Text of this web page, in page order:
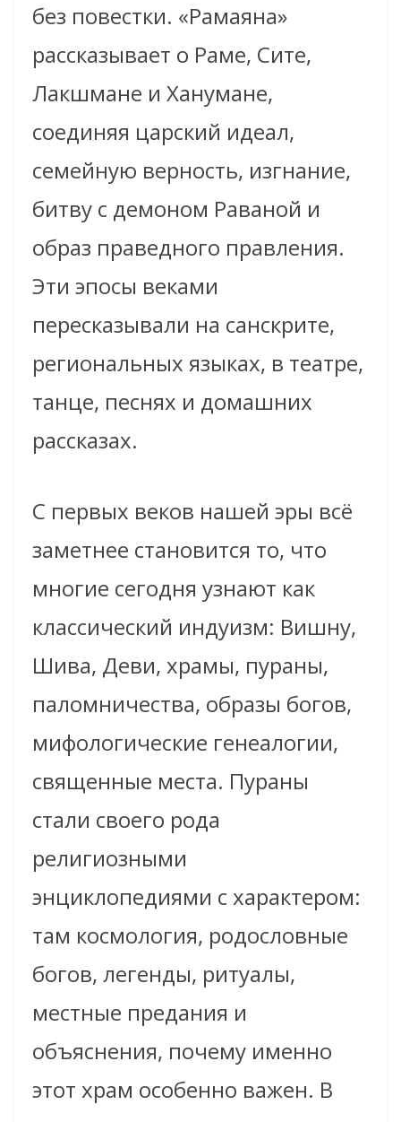
без повестки. «Рамаяна»
рассказывает о Раме, Сите,
Лакшмане и Ханумане,
соединяя царский идеал,
семейную верность, изгнание,
битву с демоном Раваной и
образ праведного правления.
Эти эпосы веками
пересказывали на санскрите,
региональных языках, в театре,
танце, песнях и домашних
рассказах.
С первых веков нашей эры всё
заметнее становится то, что
многие сегодня узнают как
классический индуизм: Вишну,
Шива, Деви, храмы, пураны,
паломничества, образы богов,
мифологические генеалогии,
священные места. Пураны
стали своего рода
религиозными
энциклопедиями с характером:
там космология, родословные
богов, легенды, ритуалы,
местные предания и
объяснения, почему именно
этот храм особенно важен. В